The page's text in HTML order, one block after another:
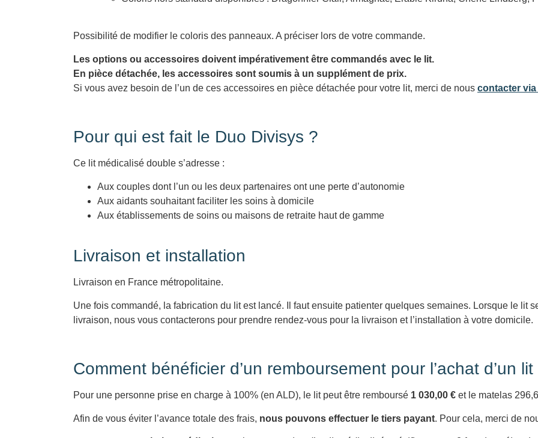
Possibilité de modifier le coloris des panneaux. A préciser lors de votre commande.
Les options ou accessoires doivent impérativement être commandés avec le lit.
En pièce détachée, les accessoires sont soumis à un supplément de prix.
Si vous avez besoin de l’un de ces accessoires en pièce détachée pour votre lit, merci de nous contacter
Pour qui est fait le Duo Divisys ?
Ce lit médicalisé double s’adresse :
Aux couples dont l’un ou les deux partenaires ont une perte d’autonomie
Aux aidants souhaitant faciliter les soins à domicile
Aux établissements de soins ou maisons de retraite haut de gamme
Livraison et installation
Livraison en France métropolitaine.
Une fois commandé, la fabrication du lit est lancé. Il faut ensuite patienter quelques semaines. Lorsque le lit
livraison, nous vous contacterons pour prendre rendez-vous pour la livraison et l’installation à votre domicile.
Comment bénéficier d’un remboursement pour l’achat d’un
Pour une personne prise en charge à 100% (en ALD), le lit peut être remboursé 1 030,00 € et le matelas
Afin de vous éviter l’avance totale des frais, nous pouvons effectuer le tiers payant. Pour cela, merci de